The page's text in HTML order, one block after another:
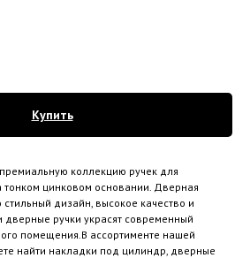
Купить
коллекцию ручек для
цинковом основании. Дверная
стильный дизайн, высокое качество и
ручки украсят современный
помещения.В ассортименте нашей
найти накладки под цилиндр, дверные